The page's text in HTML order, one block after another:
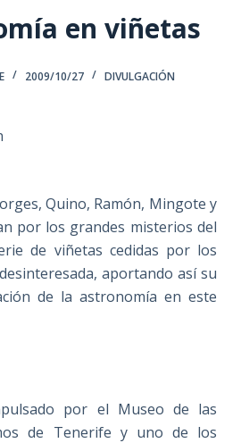
en viñetas
2009/10/27 DIVULGACIÓN
Quino, Ramón, Mingote y
por los grandes misterios del
de viñetas cedidas por los
aportando así su
de la astronomía en este
por el Museo de las
de Tenerife y uno de los